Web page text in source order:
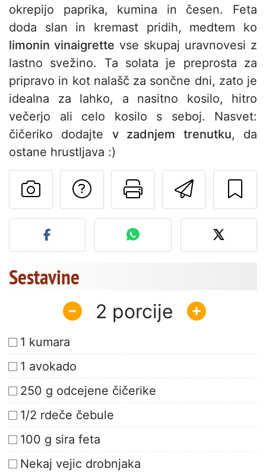
okrepijo paprika, kumina in česen. Feta
doda slan in kremast pridih, medtem ko
limonin vinaigrette vse skupaj uravnovesi z
lastno svežino. Ta solata je preprosta za
pripravo in kot nalašč za sončne dni, zato je
idealna za lahko, a nasitno kosilo, hitro
večerjo ali celo kosilo s seboj. Nasvet:
čičeriko dodajte v zadnjem trenutku, da
ostane hrustljava :)
Pošlji
Natisni to
Postavite
Objavite svojo fotografijo
Sestavine
2
1 kumara
1 avokado
250 g odcejene čičerike
1/2 rdeče čebule
100 g sira feta
Nekaj vejic drobnjaka